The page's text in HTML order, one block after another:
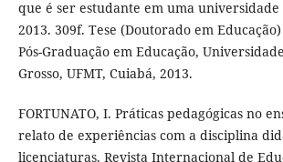
que é ser estudante em uma
2013. 309f. Tese (Doutorado em
Pós-Graduação em Educação,
Grosso, UFMT, Cuiabá, 2013.
FORTUNATO, I. Práticas pedagógicas no
relato de experiências com a disciplina
licenciaturas. Revista Internacional de